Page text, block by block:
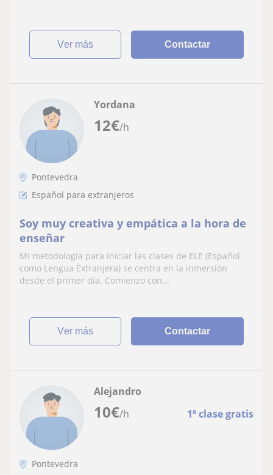
ver más Contactar
12€/h
Yordana
Pontevedra
Español para extranjeros
Soy muy creativa y empática a la hora de
enseñar
Mi metodología para iniciar las clases de ELE (Español
como Lengua Extranjera) se centra en la inmersión
desde el primer día. Comienzo con...
ver más Contactar
10€/h 1ª clase gratis
Alejandro
Pontevedra